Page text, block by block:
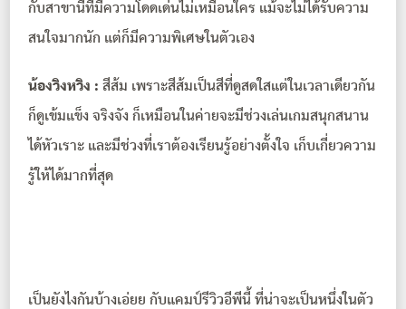
กับสาขานี้ที่มีความโดดเด่นไม่เหมือนใคร แม้จะไม่ได้รับความ
สนใจมากนัก แต่ก็มีความพิเศษในตัวเอง
น้องวิงหวิง : สีส้ม เพราะสีส้มเป็นสีที่ดูสดใสแต่ในเวลาเดียวกัน
ก็ดูเข้มแข็ง จริงจัง ก็เหมือนในค่ายจะมีช่วงเล่นเกมสนุกสนาน
ได้หัวเราะ และมีช่วงที่เราต้องเรียนรู้อย่างตั้งใจ เก็บเกี่ยวความ
รู้ให้ได้มากที่สุด
เป็นยังไงกันบ้างเอ่ยย กับแคมป์รีวิวอีพีนี้ ที่น่าจะเป็นหนึ่งในตัว